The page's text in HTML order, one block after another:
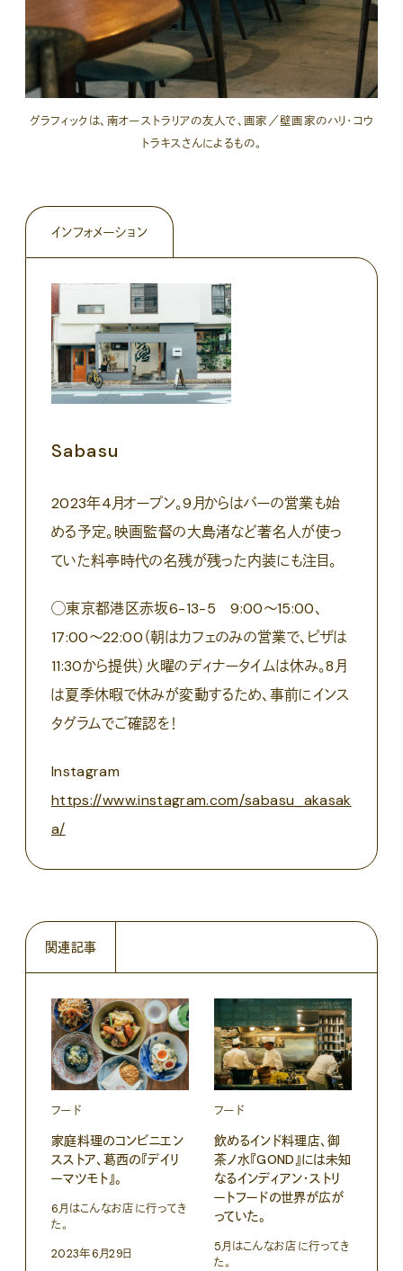
グラフィックは、南オーストラリアの友人で、画家／壁画家のハリ・コウ
トラキスさんによるもの。
インフォメーション
Sabasu
2023年4月オープン。9月からはバーの営業も始
める予定。映画監督の大島渚など著名人が使っ
ていた料亭時代の名残が残った内装にも注目。
◯東京都港区赤坂6-13-5 9:00〜15:00、
17:00〜22:00（朝はカフェのみの営業で、ピザは
11:30から提供）火曜のディナータイムは休み。8月
は夏季休暇で休みが変動するため、事前にインス
タグラムでご確認を！
Instagram
https://www.instagram.com/sabasu_akasak
a/
関連記事
フード
家庭料理のコンビニエン
スストア、葛西の『デイリ
ーマツモト』。
6月はこんなお店に行ってき
た。
2023年6月29日
フード
飲めるインド料理店、御
茶ノ水『GOND』には未知
なるインディアン・ストリ
ートフードの世界が広が
っていた。
5月はこんなお店に行ってき
た。